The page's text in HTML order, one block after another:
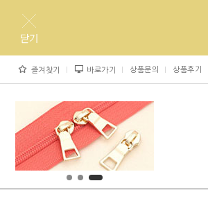
즐겨찾기 바로가기 상품문의 상품후기